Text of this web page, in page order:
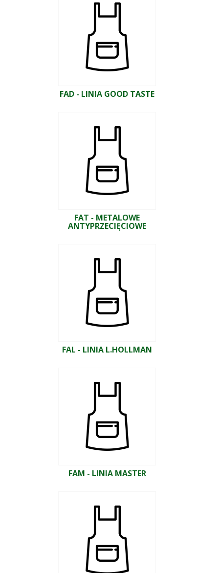
FAD - LINIA GOOD TASTE
FAT - METALOWE
ANTYPRZECIĘCIOWE
FAL - LINIA L.HOLLMAN
FAM - LINIA MASTER